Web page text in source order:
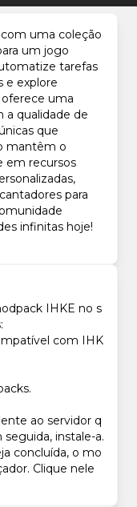
uma coleção
um jogo
tarefas
e explore
oferece uma
a qualidade de
que
mantêm o
em recursos
para
infinitas hoje!
IHKE no s
com IHK
ao servidor q
instale-a.
concluída, o mo
Clique nele